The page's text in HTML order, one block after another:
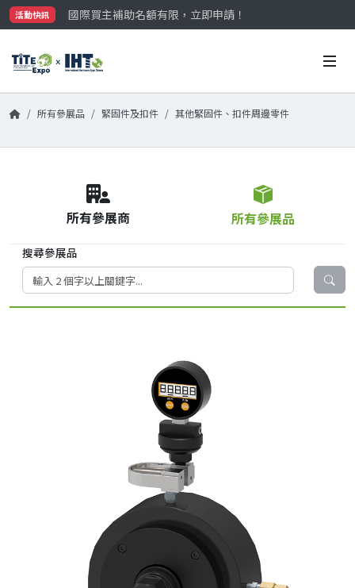
活動快訊
國際買主補助名額有限，立即申請！
參觀門票開放申請中‼️
國際買主補助名額有限，立即申請！
所有參展品 緊固件及扣件 其他緊固件、扣件周邊零件
所有參展商 所有參展品
搜尋參展品